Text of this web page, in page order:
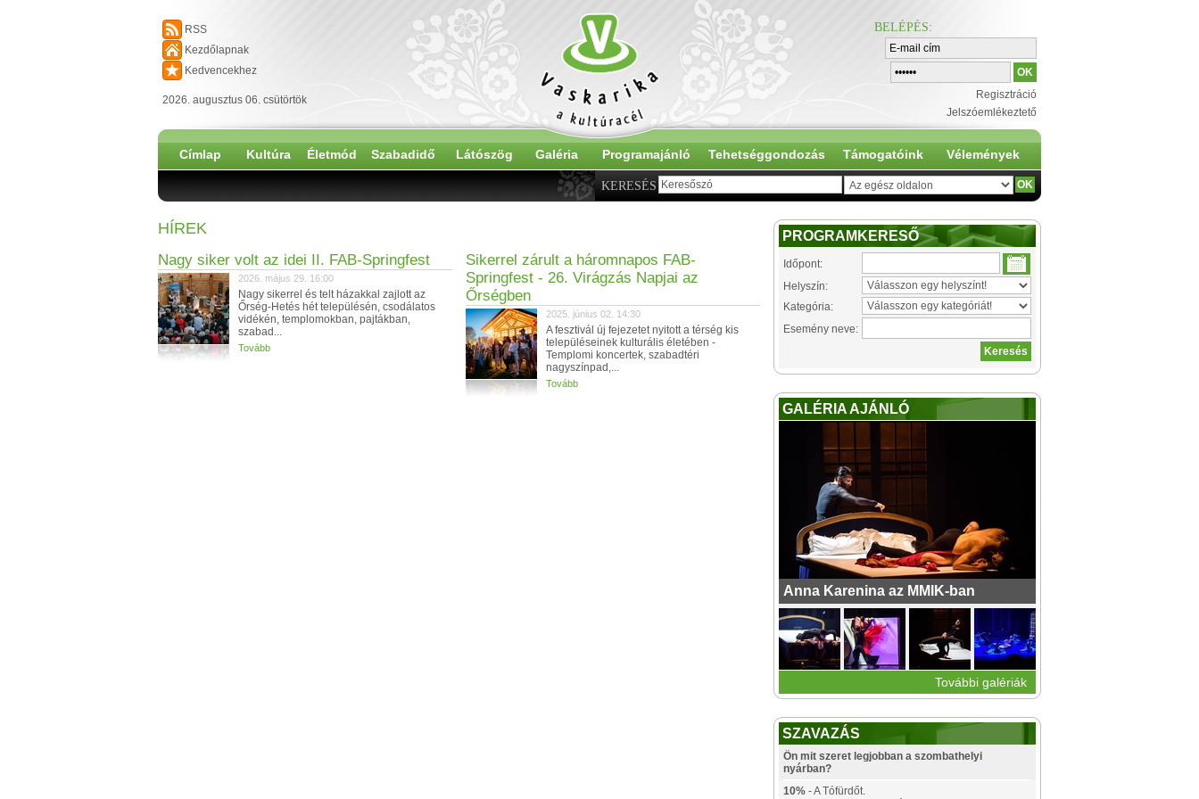
RSS
Kezdőlapnak
Kedvencekhez
2026. augusztus 06. csütörtök
BELÉPÉS:
Regisztráció
Jelszóemlékeztető
Címlap Kultúra Életmód Szabadidő Látószög Galéria Programajánló Tehetséggondozás Támogatóink Vélemények
KERESÉS
HÍREK
Nagy siker volt az idei II. FAB-Springfest
2026. május 29. 16:00
Nagy sikerrel és telt házakkal zajlott az
Őrség-Hetés hét településén, csodálatos
vidékén, templomokban, pajtákban,
szabad...
Tovább
Sikerrel zárult a háromnapos FAB-
Springfest - 26. Virágzás Napjai az
Őrségben
2025. június 02. 14:30
A fesztivál új fejezetet nyitott a térség kis
településeinek kulturális életében -
Templomi koncertek, szabadtéri
nagyszínpad,...
Tovább
PROGRAMKERESŐ
Időpont:
Helyszín:
Kategória:
Esemény neve:
GALÉRIA AJÁNLÓ
Anna Karenina az MMIK-ban
További galériák
SZAVAZÁS
Ön mit szeret legjobban a szombathelyi
nyárban?
10% - A Tófürdőt.